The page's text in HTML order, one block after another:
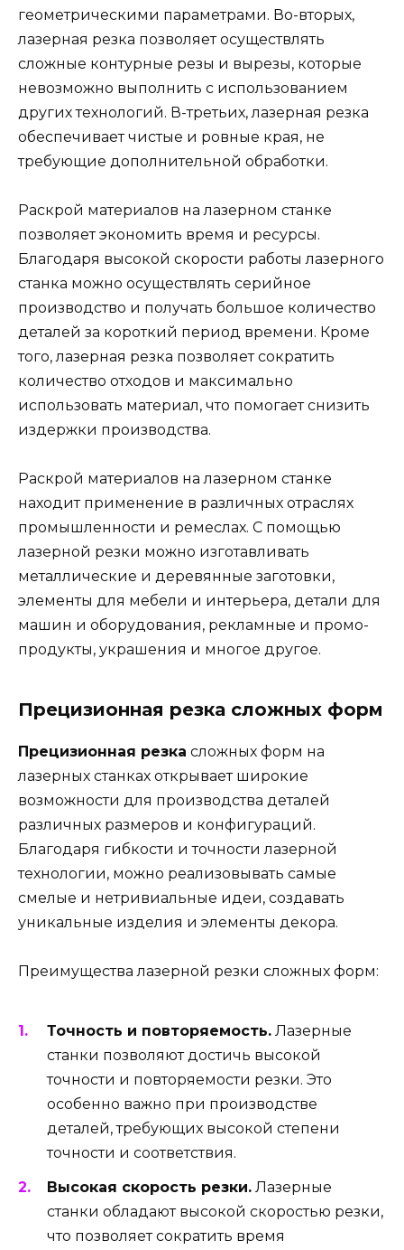
геометрическими параметрами. Во-вторых,
лазерная резка позволяет осуществлять
сложные контурные резы и вырезы, которые
невозможно выполнить с использованием
других технологий. В-третьих, лазерная резка
обеспечивает чистые и ровные края, не
требующие дополнительной обработки.
Раскрой материалов на лазерном станке
позволяет экономить время и ресурсы.
Благодаря высокой скорости работы лазерного
станка можно осуществлять серийное
производство и получать большое количество
деталей за короткий период времени. Кроме
того, лазерная резка позволяет сократить
количество отходов и максимально
использовать материал, что помогает снизить
издержки производства.
Раскрой материалов на лазерном станке
находит применение в различных отраслях
промышленности и ремеслах. С помощью
лазерной резки можно изготавливать
металлические и деревянные заготовки,
элементы для мебели и интерьера, детали для
машин и оборудования, рекламные и промо-
продукты, украшения и многое другое.
Прецизионная резка сложных форм
Прецизионная резка сложных форм на
лазерных станках открывает широкие
возможности для производства деталей
различных размеров и конфигураций.
Благодаря гибкости и точности лазерной
технологии, можно реализовывать самые
смелые и нетривиальные идеи, создавать
уникальные изделия и элементы декора.
Преимущества лазерной резки сложных форм:
Точность и повторяемость. Лазерные
станки позволяют достичь высокой
точности и повторяемости резки. Это
особенно важно при производстве
деталей, требующих высокой степени
точности и соответствия.
Высокая скорость резки. Лазерные
станки обладают высокой скоростью резки,
что позволяет сократить время